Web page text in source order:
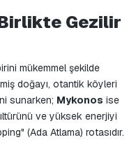
Gezilir
mükemmel şekilde
doğayı, otantik köyleri
sunarken; Mykonos ise
ve yüksek enerjiyi
(Ada Atlama) rotasıdır.